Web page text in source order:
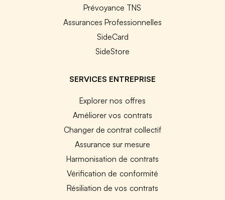
Prévoyance TNS
Assurances Professionnelles
SideCard
SideStore
SERVICES ENTREPRISE
Explorer nos offres
Améliorer vos contrats
Changer de contrat collectif
Assurance sur mesure
Harmonisation de contrats
Vérification de conformité
Résiliation de vos contrats